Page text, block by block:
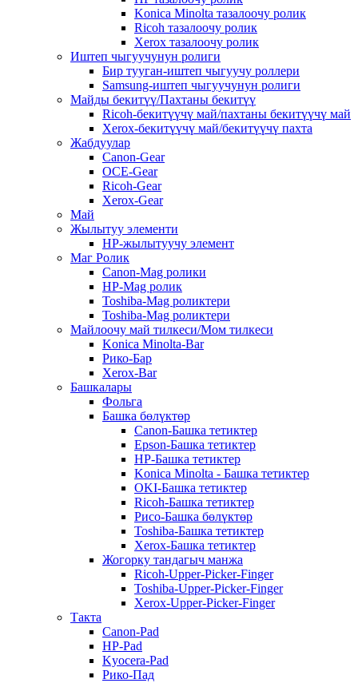
Konica Minolta тазалоочу ролик
Ricoh тазалоочу ролик
Xerox тазалоочу ролик
Иштеп чыгуучунун ролиги
Бир тууган-иштеп чыгуучу роллери
Samsung-иштеп чыгуучунун ролиги
Майды бекитүү/Пахтаны бекитүү
Ricoh-бекитүүчү май/пахтаны бекитүүчү май
Xerox-бекитүүчү май/бекитүүчү пахта
Жабдуулар
Canon-Gear
OCE-Gear
Ricoh-Gear
Xerox-Gear
Май
Жылытуу элементи
HP-жылытуучу элемент
Маг Ролик
Canon-Mag ролики
HP-Mag ролик
Toshiba-Mag роликтери
Toshiba-Mag роликтери
Майлоочу май тилкеси/Мом тилкеси
Konica Minolta-Bar
Рико-Бар
Xerox-Bar
Башкалары
Фольга
Башка бөлүктөр
Canon-Башка тетиктер
Epson-Башка тетиктер
HP-Башка тетиктер
Konica Minolta - Башка тетиктер
OKI-Башка тетиктер
Ricoh-Башка тетиктер
Рисо-Башка бөлүктөр
Toshiba-Башка тетиктер
Xerox-Башка тетиктер
Жогорку тандагыч манжа
Ricoh-Upper-Picker-Finger
Toshiba-Upper-Picker-Finger
Xerox-Upper-Picker-Finger
Такта
Canon-Pad
HP-Pad
Kyocera-Pad
Рико-Пад